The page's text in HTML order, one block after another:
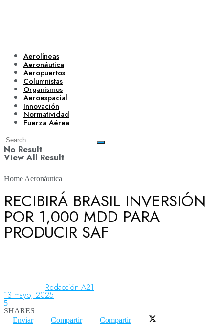
Aerolíneas
Aeronáutica
Aeropuertos
Columnistas
Organismos
Aeroespacial
Innovación
Normatividad
Fuerza Aérea
No Result
View All Result
Aerolíneas
Aeropuertos
Columnistas
Home Aeronáutica
RECIBIRÁ BRASIL INVERSIÓN
POR 1,000 MDD PARA
PRODUCIR SAF
Redacción A21
13 mayo, 2025
5
SHARES
Enviar
Compartir Compartir